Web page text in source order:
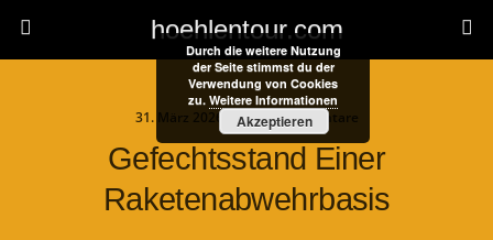
hoehlentour.com
31. März 2026 • Keine Kommentare
Gefechtsstand Einer
Raketenabwehrbasis
Durch die weitere Nutzung
der Seite stimmst du der
Verwendung von Cookies
zu. Weitere Informationen
Akzeptieren